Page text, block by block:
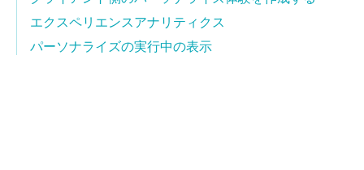
エクスペリエンスアナリティクス
パーソナライズの実行中の表示